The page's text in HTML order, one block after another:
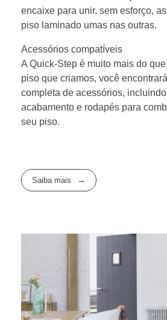
encaixe para unir, sem esforço,
piso laminado umas nas outras.
Acessórios compatíveis
A Quick-Step é muito mais do
piso que criamos, você
completa de acessórios,
acabamento e rodapés para
seu piso.
Saiba mais